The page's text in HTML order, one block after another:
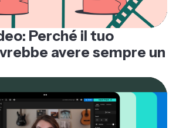
Perché il tuo
avere sempre un